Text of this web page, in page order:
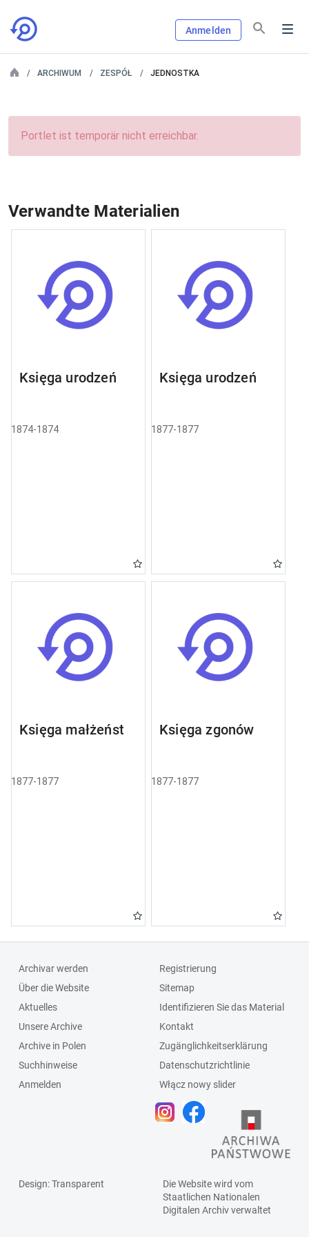
Anmelden
ARCHIWUM ZESPÓŁ JEDNOSTKA
Portlet ist temporär nicht erreichbar.
Verwandte Materialien
Księga urodzeń
1874-1874
Księga urodzeń
1877-1877
Księga małżeństw
1877-1877
Księga zgonów
1877-1877
Archivar werden
Über die Website
Aktuelles
Unsere Archive
Archive in Polen
Suchhinweise
Anmelden
Registrierung
Sitemap
Identifizieren Sie das Material
Kontakt
Zugänglichkeitserklärung
Datenschutzrichtlinie
Włącz nowy slider
Design: Transparent
Die Website wird vom
Staatlichen Nationalen
Digitalen Archivverwaltet